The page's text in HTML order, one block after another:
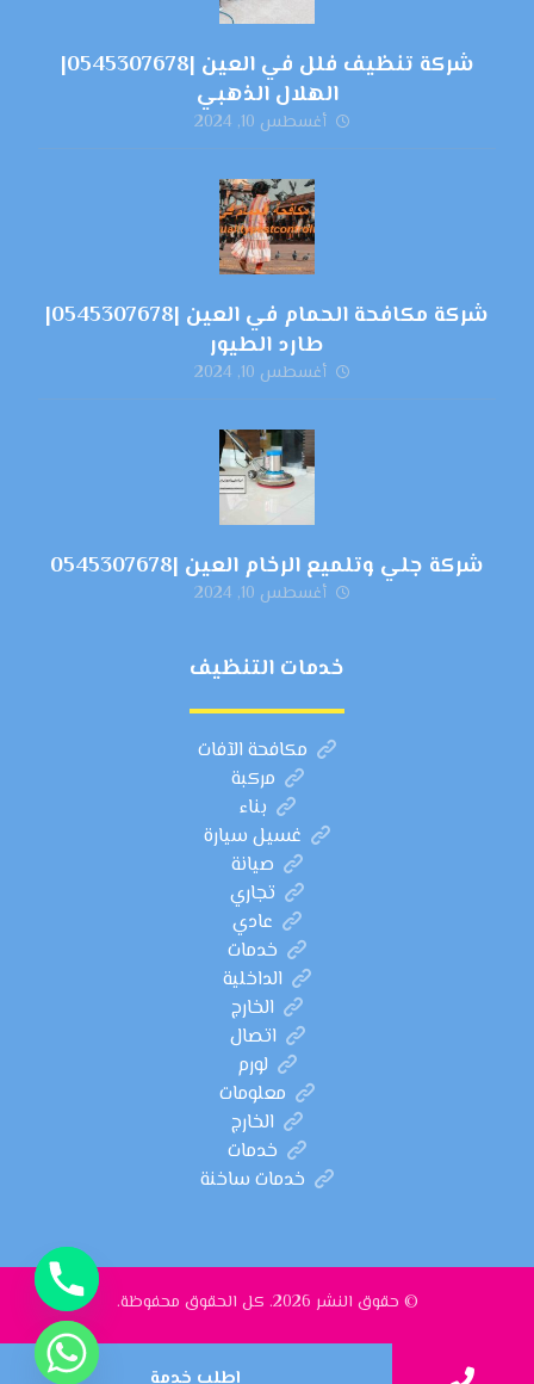
شركة تنظيف فلل في العين |0545307678|
الهلال الذهبي
أغسطس 10, 2024
شركة مكافحة الحمام في العين |0545307678|
طارد الطيور
أغسطس 10, 2024
شركة جلي وتلميع الرخام العين |0545307678
أغسطس 10, 2024
خدمات التنظيف
مكافحة الآفات
مركبة
بناء
غسيل سيارة
صيانة
تجاري
عادي
خدمات
الداخلية
الخارج
اتصال
لورم
معلومات
الخارج
خدمات
خدمات ساخنة
© حقوق النشر 2026. كل الحقوق محفوظة.